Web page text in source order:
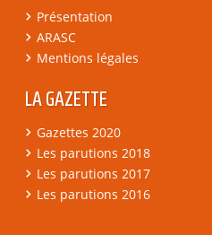
Présentation
ARASC
Mentions légales
LA GAZETTE
Gazettes 2020
Les parutions 2018
Les parutions 2017
Les parutions 2016